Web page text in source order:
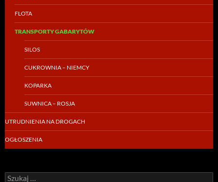
FLOTA
TRANSPORTY GABARYTÓW
SILOS
CUKROWNIA – NIEMCY
KOPARKA
SUWNICA – ROSJA
UTRUDNIENIA NA DROGACH
OGŁOSZENIA
Szukaj: